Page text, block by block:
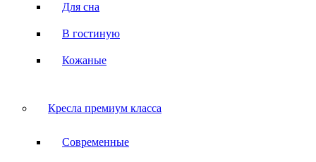
Для сна
В гостиную
Кожаные
Кресла премиум класса
Современные